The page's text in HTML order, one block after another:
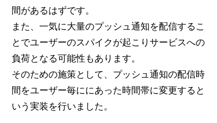
間があるはずです。
また、一気に大量のプッシュ通知を配信するこ
とでユーザーのスパイクが起こりサービスへの
負荷となる可能性もあります。
そのための施策として、プッシュ通知の配信時
間をユーザー毎ににあった時間帯に変更すると
いう実装を行いました。